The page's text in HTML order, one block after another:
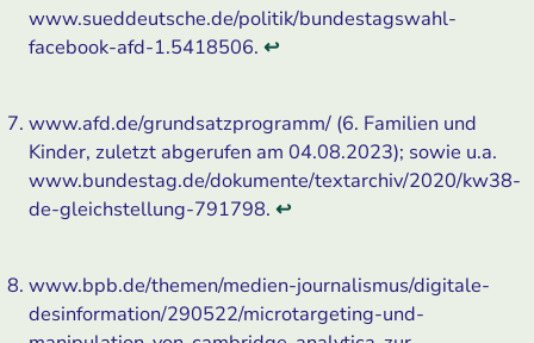
www.sueddeutsche.de/politik/bundestagswahl-
facebook-afd-1.5418506. ↩
www.afd.de/grundsatzprogramm/ (6. Familien und
Kinder, zuletzt abgerufen am 04.08.2023); sowie u.a.
www.bundestag.de/dokumente/textarchiv/2020/kw38-
de-gleichstellung-791798. ↩
www.bpb.de/themen/medien-journalismus/digitale-
desinformation/290522/microtargeting-und-